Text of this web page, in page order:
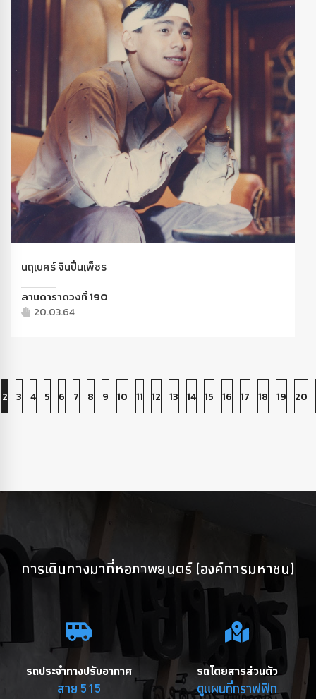
นฤเบศร์ จินปิ่นเพ็ชร
ลานดาราดวงที่ 190
20.03.64
2 3 4 5 6 7 8 9 10 11 12 13 14 15 16 17 18 19 20
การเดินทางมาที่หอภาพยนตร์ (องค์การมหาชน)
รถประจำทางปรับอากาศ
สาย 515
รถโดยสารส่วนตัว
ดูแผนที่กราฟฟิก